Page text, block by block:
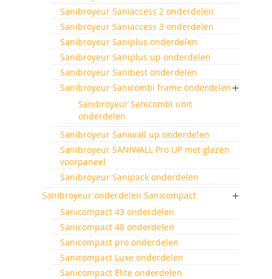
Sanibroyeur Saniaccess 2 onderdelen
Sanibroyeur Saniaccess 3 onderdelen
Sanibroyeur Saniplus onderdelen
Sanibroyeur Saniplus up onderdelen
Sanibroyeur Sanibest onderdelen
Sanibroyeur Sanicombi frame onderdelen
Sanibroyeur Sanicombi unit
onderdelen
Sanibroyeur Saniwall up onderdelen
Sanibroyeur SANIWALL Pro UP met glazen
voorpaneel
Sanibroyeur Sanipack onderdelen
Sanibroyeur onderdelen Sanicompact
Sanicompact 43 onderdelen
Sanicompact 48 onderdelen
Sanicompact pro onderdelen
Sanicompact Luxe onderdelen
Sanicompact Elite onderdelen